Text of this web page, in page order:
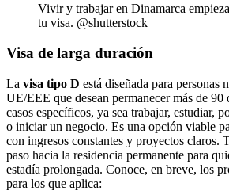
Vivir y trabajar en Dinamarca
tu visa. @shutterstock
Visa de larga duración
La visa tipo D está diseñada para personas
UE/EEE que desean permanecer más de 90
casos específicos, ya sea trabajar, estudiar,
o iniciar un negocio. Es una opción viable
con ingresos constantes y proyectos claros.
paso hacia la residencia permanente para
estadía prolongada. Conoce, en breve, los
para los que aplica: